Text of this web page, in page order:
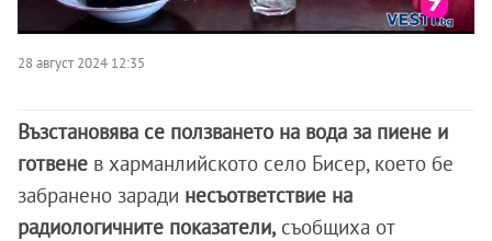
28 август 2024 12:35
Възстановява се ползването на вода за пиене и
готвене в харманлийското село Бисер, което бе
забранено заради несъответствие на
радиологичните показатели, съобщиха от